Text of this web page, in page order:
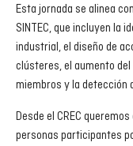
Esta jornada se alinea
SINTEC, que incluyen la
industrial, el diseño de
clústeres, el aumento
miembros y la detección
Desde el CREC
personas participantes